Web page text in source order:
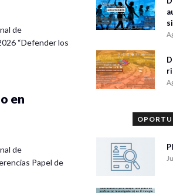
de
“Defender los
en
de
Papel de